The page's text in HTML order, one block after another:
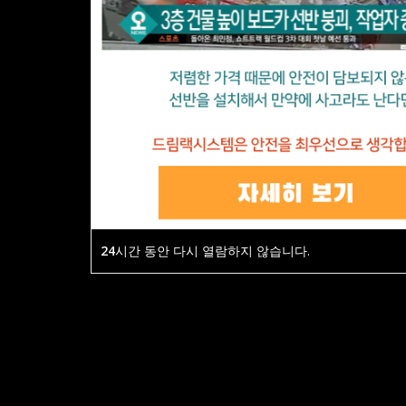
24시간 동안 다시 열람하지 않습니다.